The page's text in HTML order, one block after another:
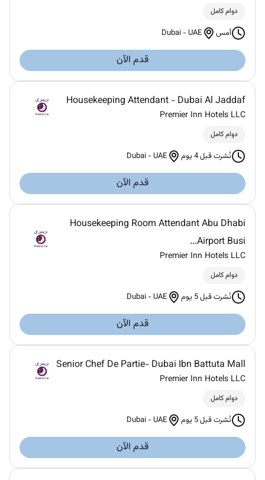
دوام كامل
أمس Dubai -UAE
قدم الآن
Housekeeping Attendant - Dubai Al Jaddaf
Premier Inn Hotels LLC
دوام كامل
نُشرت قبل 4 يوم Dubai -UAE
قدم الآن
Housekeeping Room Attendant Abu Dhabi
Airport Busi...
Premier Inn Hotels LLC
دوام كامل
نُشرت قبل 5 يوم Dubai -UAE
قدم الآن
Senior Chef De Partie- Dubai Ibn Battuta Mall
Premier Inn Hotels LLC
دوام كامل
نُشرت قبل 5 يوم Dubai -UAE
قدم الآن